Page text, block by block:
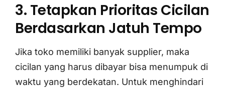
3. Tetapkan Prioritas Cicilan
Berdasarkan Jatuh Tempo
Jika toko memiliki banyak supplier, maka
cicilan yang harus dibayar bisa menumpuk di
waktu yang berdekatan. Untuk menghindari